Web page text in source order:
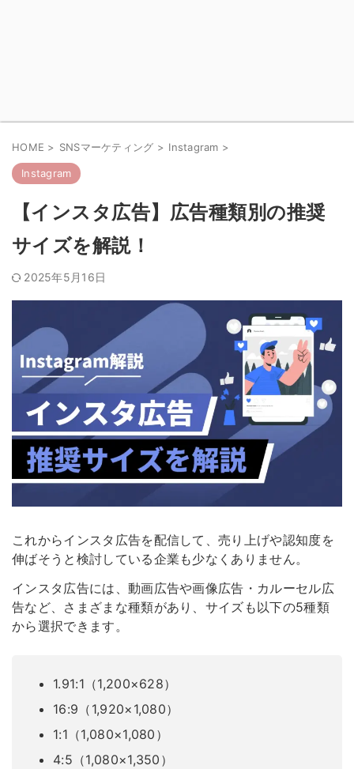
HOME > SNSマーケティング > Instagram >
Instagram
【インスタ広告】広告種類別の推奨
サイズを解説！
2025年5月16日
これからインスタ広告を配信して、売り上げや認知度を
伸ばそうと検討している企業も少なくありません。
インスタ広告には、動画広告や画像広告・カルーセル広
告など、さまざまな種類があり、サイズも以下の5種類
から選択できます。
1.91:1（1,200×628）
16:9（1,920×1,080）
1:1（1,080×1,080）
4:5（1,080×1,350）